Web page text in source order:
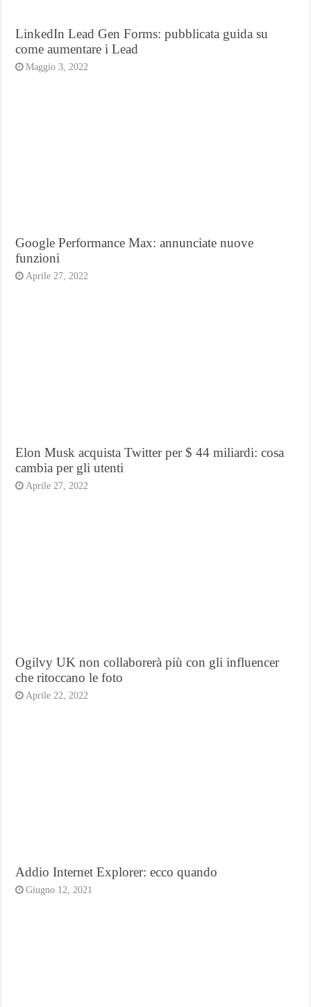
LinkedIn Lead Gen Forms: pubblicata guida su
come aumentare i Lead
Maggio 3, 2022
Google Performance Max: annunciate nuove
funzioni
Aprile 27, 2022
Elon Musk acquista Twitter per $ 44 miliardi: cosa
cambia per gli utenti
Aprile 27, 2022
Ogilvy UK non collaborerà più con gli influencer
che ritoccano le foto
Aprile 22, 2022
Addio Internet Explorer: ecco quando
Giugno 12, 2021